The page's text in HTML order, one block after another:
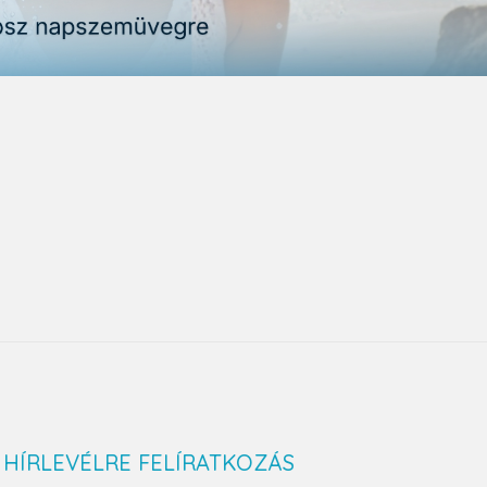
HÍRLEVÉLRE FELÍRATKOZÁS